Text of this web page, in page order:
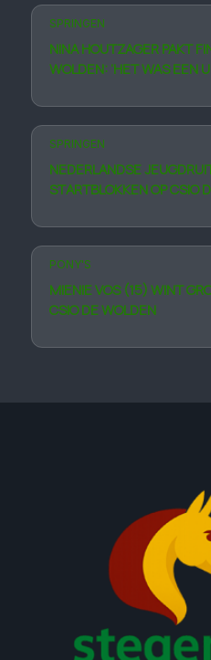
SPRINGEN
NINA HOUTZAGER PAKT
WOLDEN: ‘HET WAS EEN
SPRINGEN
NEDERLANDSE
STARTBLOKKEN OP CSIO
PONY'S
MIENIE VOS (15) WINT
CSIO DE WOLDEN